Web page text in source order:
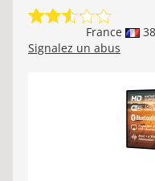
France
Signalez un abus